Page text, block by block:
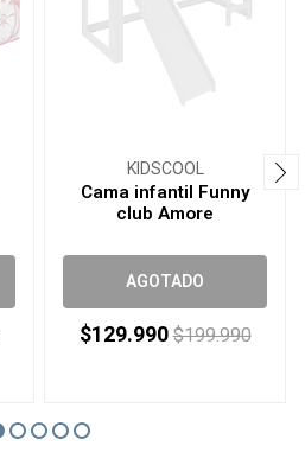
KIDSCOOL
Cama infantil Funny
club Amore
AGOTADO
$129.990 $199.990